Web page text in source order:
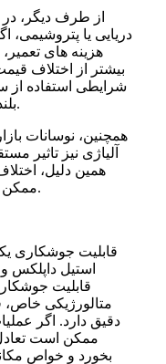
از طرف دیگر،
دریایی یا پتروشیمی،
هزینه های
بیشتر از اختلاف
شرایطی استفاده از
بلندمدت مقرون به صرفه تر خواهد بود.
همچنین، نوسانات
آلیاژی نیز تاثیر
همین دلیل،
ممکن است در دوره های مختلف تغییر کند.
قابلیت جوشکاری
استیل داپلکس
قابلیت
متالورژیکی خاص،
دقیق دارد. اگر
ممکن است
بخورد و خواص